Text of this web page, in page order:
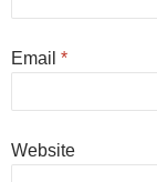
Email *
Website